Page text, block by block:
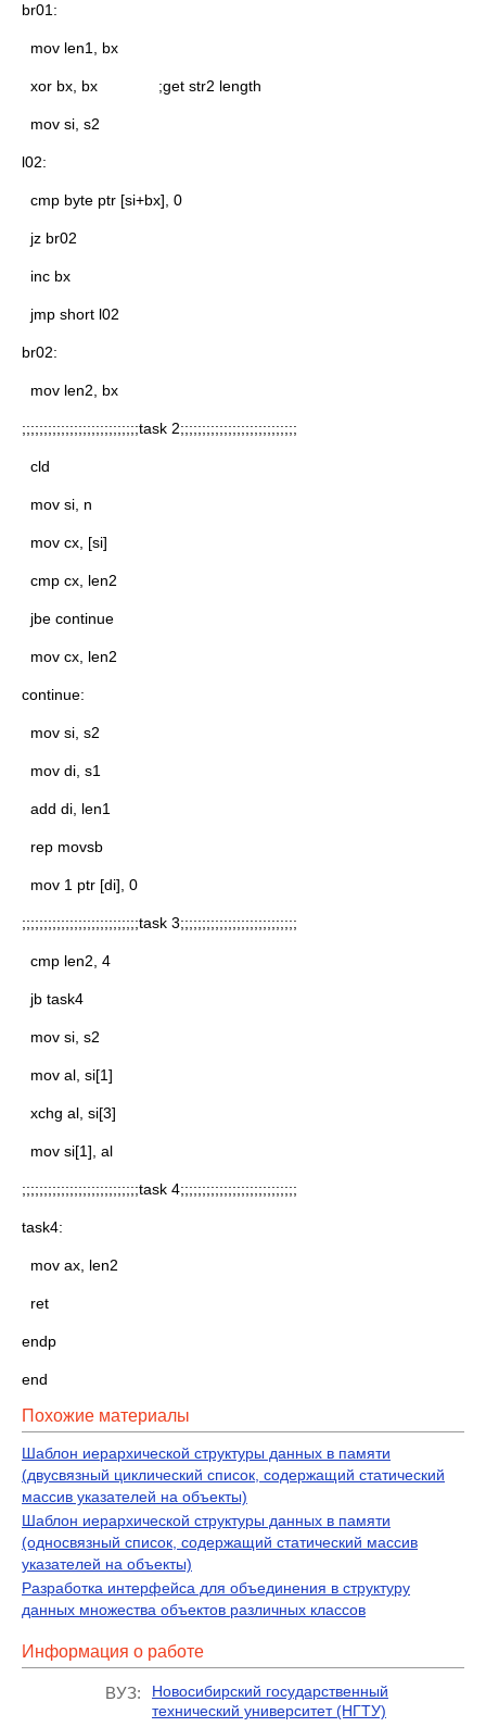
br01:
mov len1, bx
xor bx, bx ;get str2 length
mov si, s2
l02:
cmp byte ptr [si+bx], 0
jz br02
inc bx
jmp short l02
br02:
mov len2, bx
;;;;;;;;;;;;;;;;;;;;;;;;;;;task 2;;;;;;;;;;;;;;;;;;;;;;;;;;;
cld
mov si, n
mov cx, [si]
cmp cx, len2
jbe continue
mov cx, len2
continue:
mov si, s2
mov di, s1
add di, len1
rep movsb
mov 1 ptr [di], 0
;;;;;;;;;;;;;;;;;;;;;;;;;;;task 3;;;;;;;;;;;;;;;;;;;;;;;;;;;
cmp len2, 4
jb task4
mov si, s2
mov al, si[1]
xchg al, si[3]
mov si[1], al
;;;;;;;;;;;;;;;;;;;;;;;;;;;task 4;;;;;;;;;;;;;;;;;;;;;;;;;;;
task4:
mov ax, len2
ret
endp
end
Похожие материалы
Шаблон иерархической структуры данных в памяти
(двусвязный циклический список, содержащий статический
массив указателей на объекты)
Шаблон иерархической структуры данных в памяти
(односвязный список, содержащий статический массив
указателей на объекты)
Разработка интерфейса для объединения в структуру
данных множества объектов различных классов
Информация о работе
ВУЗ:
Новосибирский государственный
технический университет (НГТУ)